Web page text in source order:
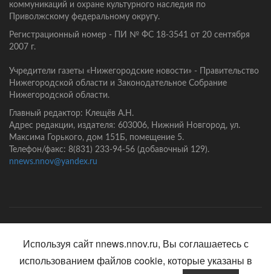
коммуникаций и охране культурного наследия по
Приволжскому федеральному округу.
Регистрационный номер - ПИ № ФС 18-3541 от 20 сентября
2007 г.
Учредители газеты «Нижегородские новости» - Правительство
Нижегородской области и Законодательное Собрание
Нижегородской области.
Главный редактор: Клещёв А.Н.
Адрес редакции, издателя: 603006, Нижний Новгород, ул.
Максима Горького, дом 151Б, помещение 5.
Телефон/факс: 8(831) 233-94-56 (добавочный 129).
nnews.nnov@yandex.ru
Используя сайт nnews.nnov.ru, Вы соглашаетесь с
использованием файлов cookie, которые указаны в